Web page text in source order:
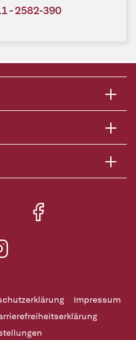
- 2582-390
Impressum